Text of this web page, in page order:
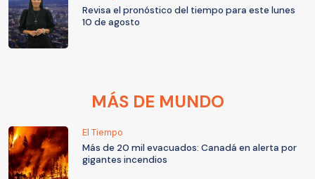
Revisa el pronóstico del tiempo para este lunes
10 de agosto
MÁS DE MUNDO
El Tiempo
Más de 20 mil evacuados: Canadá en alerta por
gigantes incendios